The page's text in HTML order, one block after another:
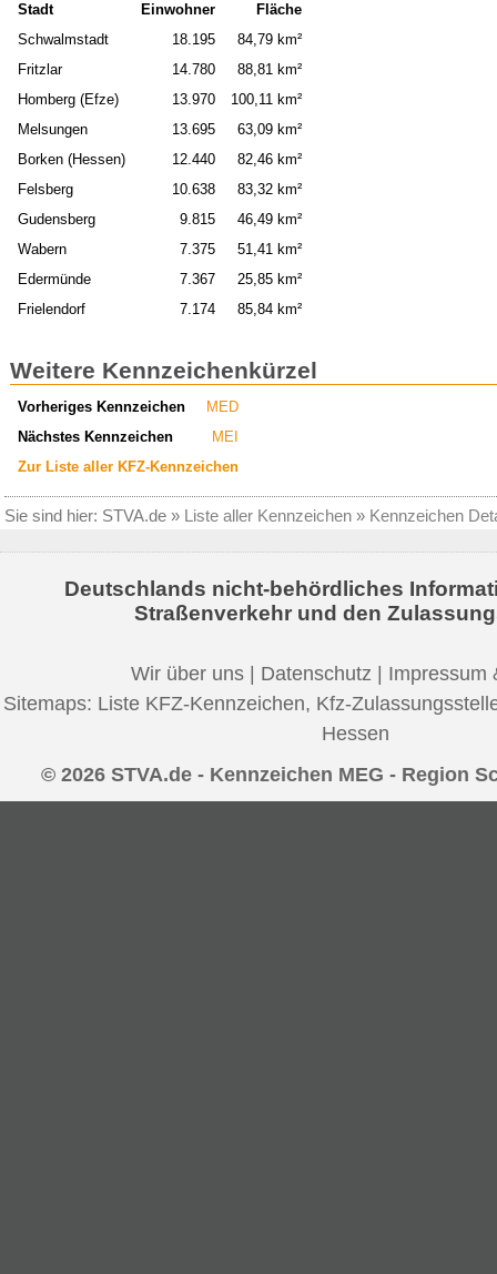
Stadt Einwohner
Fläche
Schwalmstadt
18.195
84,79 km²
Fritzlar
14.780
88,81 km²
Homberg (Efze)
13.970
100,11 km²
Melsungen
13.695
63,09 km²
Borken (Hessen)
12.440
82,46 km²
Felsberg
10.638
83,32 km²
Gudensberg
9.815
46,49 km²
Wabern
7.375
51,41 km²
Edermünde
7.367
25,85 km²
Frielendorf
7.174 85,84 km²
Weitere Kennzeichenkürzel
Vorheriges Kennzeichen
MED
Nächstes Kennzeichen
MEI
Zur Liste aller KFZ-Kennzeichen
Sie sind hier: STVA.de » Liste aller Kennzeichen » Kennzeichen
Deutschlands nicht-behördliches
Straßenverkehr und den
Wir über uns | Datenschutz | Impressum
Sitemaps: Liste KFZ-Kennzeichen, Kfz-
Hessen
© 2026 STVA.de - Kennzeichen MEG - Region